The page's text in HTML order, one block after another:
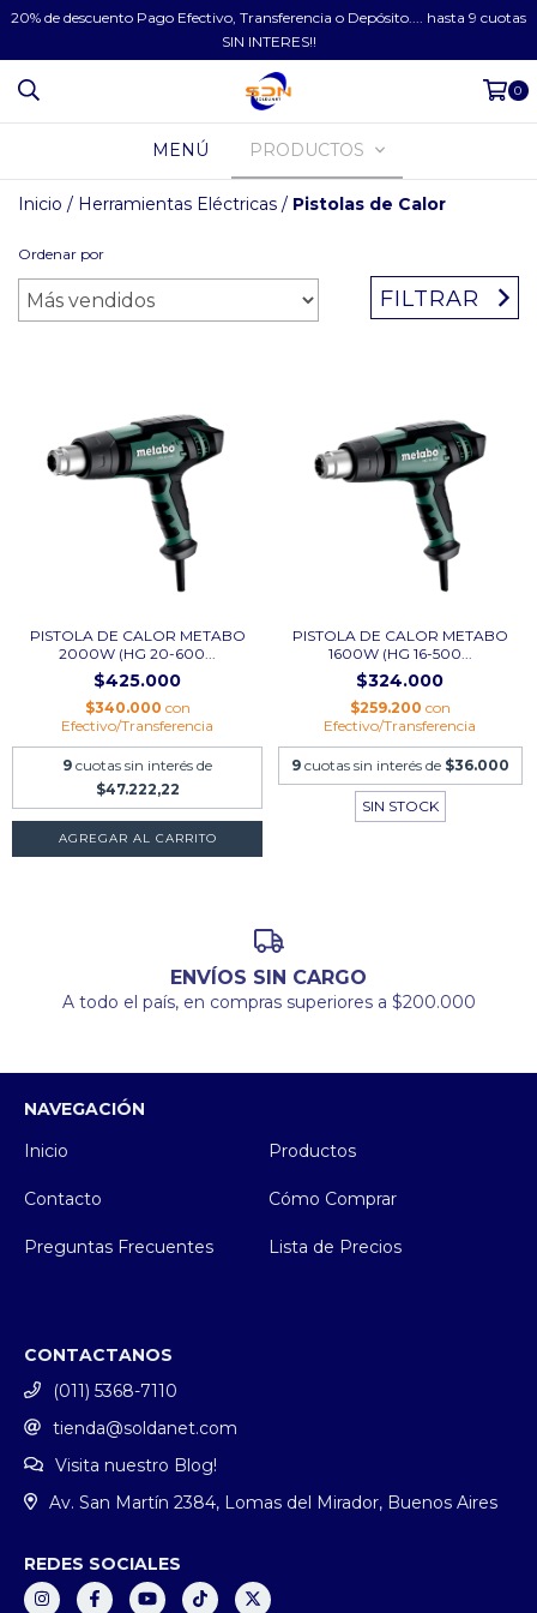
20% de descuento Pago Efectivo, Transferencia o Depósito.... hasta 9 cuotas
SIN INTERES!!
0
MENÚ PRODUCTOS
Inicio / Herramientas Eléctricas / Pistolas de Calor
Ordenar por
FILTRAR
PISTOLA DE CALOR METABO
2000W (HG 20-600...
$425.000
$340.000 con
Efectivo/Transferencia
9 cuotas sin interés de
$47.222,22
PISTOLA DE CALOR METABO
1600W (HG 16-500...
$324.000
$259.200 con
Efectivo/Transferencia
9 cuotas sin interés de $36.000
SIN STOCK
ENVÍOS SIN CARGO
A todo el país, en compras superiores a $200.000
NAVEGACIÓN
Inicio
Productos
Contacto Cómo Comprar
Preguntas Frecuentes Lista de Precios
CONTACTANOS
(011) 5368-7110
tienda@soldanet.com
Visita nuestro Blog!
Av. San Martín 2384, Lomas del Mirador, Buenos Aires
REDES SOCIALES